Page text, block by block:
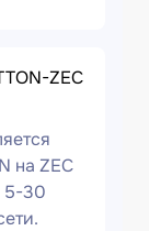
ZEC
на ZEC
5-30